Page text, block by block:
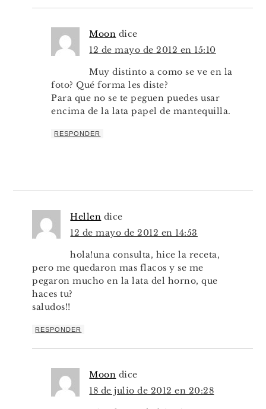
Moon dice
12 de mayo de 2012 en 15:10
Muy distinto a como se ve en la
foto? Qué forma les diste?
Para que no se te peguen puedes usar
encima de la lata papel de mantequilla.
RESPONDER
Hellen dice
12 de mayo de 2012 en 14:53
hola!una consulta, hice la receta,
pero me quedaron mas flacos y se me
pegaron mucho en la lata del horno, que
haces tu?
saludos!!
RESPONDER
Moon dice
18 de julio de 2012 en 20:28